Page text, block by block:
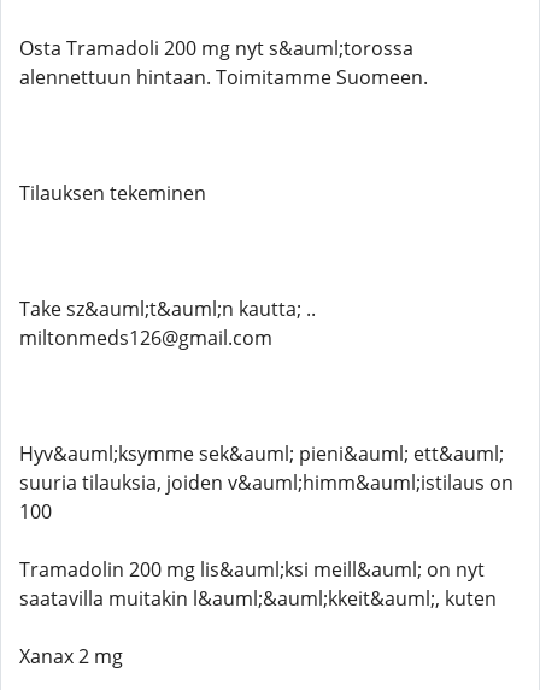
Osta Tramadoli 200 mg nyt s&auml;torossa
alennettuun hintaan. Toimitamme Suomeen.
Tilauksen tekeminen
Take sz&auml;t&auml;n kautta; ..
miltonmeds126@gmail.com
Hyv&auml;ksymme sek&auml; pieni&auml; ett&auml;
suuria tilauksia, joiden v&auml;himm&auml;istilaus on
100
Tramadolin 200 mg lis&auml;ksi meill&auml; on nyt
saatavilla muitakin l&auml;&auml;kkeit&auml;, kuten
Xanax 2 mg